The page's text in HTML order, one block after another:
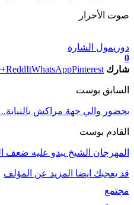
صوت الأحرار
دوريمول الشارة
0
شارك
ReddItWhatsAppPinterest
السابق بوست
بحضور والي جهة مراكش بالنيابة..
القادم بوست
المهرجان الشيخ يبدو عليه ضعف
قد يعجبك ايضا المزيد عن المؤلف
مجتمع